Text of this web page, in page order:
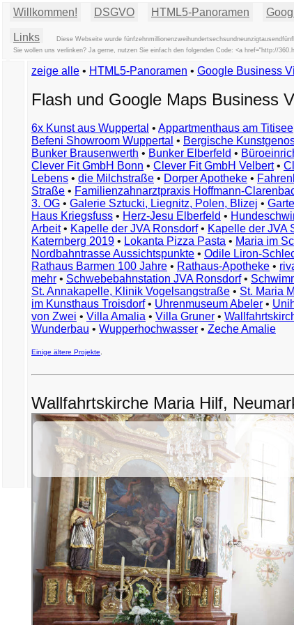
Willkommen! DSGVO HTML5-Panoramen
Links
Diese Webseite wurde
Sie wollen uns verlinken? Ja gerne, nutzen Sie einfach den folgenden Code: <a href="http://
zeige alle • HTML5-Panoramen • Google Business
Flash und Google Maps Business
6x Kunst aus Wuppertal • Appartmenthaus am Titisee
Befeni Showroom Wuppertal • Bergische
Bunker Brausenwerth • Bunker Elberfeld •
Clever Fit GmbH Bonn • Clever Fit GmbH Velbert•
Lebens • die Milchstraße • Dorper Apotheke •
Straße • Familienzahnarztpraxis Hoffmann-
3. OG • Galerie Sztucki, Liegnitz, Polen, Blizej •
Haus Kriegsfuss • Herz-Jesu Elberfeld •
Arbeit• Kapelle der JVA Ronsdorf• Kapelle der JVA
Katernberg 2019 • Lokanta Pizza Pasta • Maria im
Nordbahntrasse Aussichtspunkte • Odile Liron-
Rathaus Barmen 100 Jahre • Rathaus-Apotheke •
mehr • Schwebebahnstation JVA Ronsdorf•
St. Annakapelle, Klinik Vogelsangstraße • St. Maria
im Kunsthaus Troisdorf• Uhrenmuseum Abeler •
von Zwei • Villa Amalia • Villa Gruner •
Wunderbau • Wupperhochwasser • Zeche Amalie
Einige ältere Projekte
Wallfahrtskirche Maria Hilf,